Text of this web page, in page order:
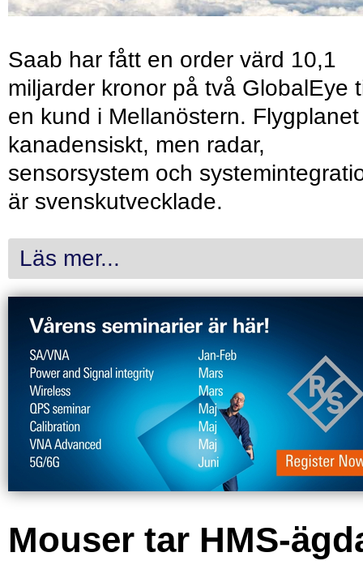
Saab har fått en order värd 10,1
miljarder kronor på två GlobalEye
en kund i Mellanöstern.
kanadensiskt, men radar,
sensorsystem och
är svenskutvecklade.
Läs mer...
Mouser tar HMS-